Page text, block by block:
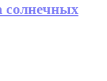
солнечных